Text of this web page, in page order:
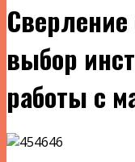
Сверление
выбор
работы с